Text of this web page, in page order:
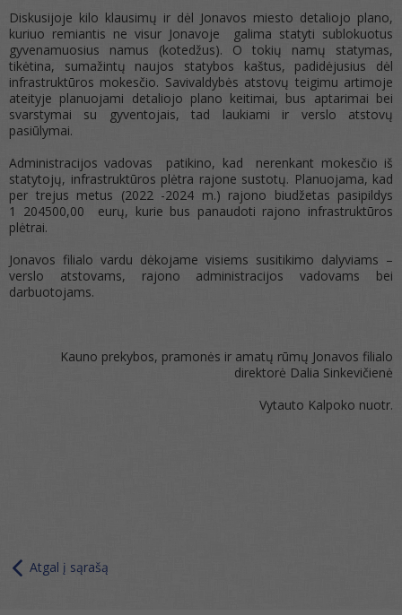
Diskusijoje kilo klausimų ir dėl Jonavos miesto detaliojo plano,
kuriuo remiantis ne visur Jonavoje galima statyti sublokuotus
gyvenamuosius namus (kotedžus). O tokių namų statymas,
tikėtina, sumažintų naujos statybos kaštus, padidėjusius dėl
infrastruktūros mokesčio. Savivaldybės atstovų teigimu artimoje
ateityje planuojami detaliojo plano keitimai, bus aptarimai bei
svarstymai su gyventojais, tad laukiami ir verslo atstovų
pasiūlymai.
Administracijos vadovas patikino, kad nerenkant mokesčio iš
statytojų, infrastruktūros plėtra rajone sustotų. Planuojama, kad
per trejus metus (2022 -2024 m.) rajono biudžetas pasipildys
1 204500,00 eurų, kurie bus panaudoti rajono infrastruktūros
plėtrai.
Jonavos filialo vardu dėkojame visiems susitikimo dalyviams –
verslo atstovams, rajono administracijos vadovams bei
darbuotojams.
Kauno prekybos, pramonės ir amatų rūmų Jonavos filialo
direktorė Dalia Sinkevičienė
Vytauto Kalpoko nuotr.
Atgal į sąrašą